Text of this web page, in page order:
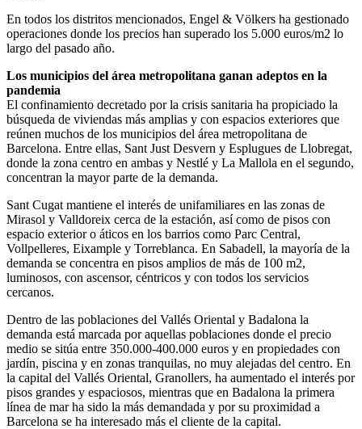
En todos los distritos mencionados, Engel & Völkers ha gestionado
operaciones donde los precios han superado los 5.000 euros/m2 lo
largo del pasado año.
Los municipios del área metropolitana ganan adeptos en la
pandemia
El confinamiento decretado por la crisis sanitaria ha propiciado la
búsqueda de viviendas más amplias y con espacios exteriores que
reúnen muchos de los municipios del área metropolitana de
Barcelona. Entre ellas, Sant Just Desvern y Esplugues de Llobregat,
donde la zona centro en ambas y Nestlé y La Mallola en el segundo,
concentran la mayor parte de la demanda.
Sant Cugat mantiene el interés de unifamiliares en las zonas de
Mirasol y Valldoreix cerca de la estación, así como de pisos con
espacio exterior o áticos en los barrios como Parc Central,
Vollpelleres, Eixample y Torreblanca. En Sabadell, la mayoría de la
demanda se concentra en pisos amplios de más de 100 m2,
luminosos, con ascensor, céntricos y con todos los servicios
cercanos.
Dentro de las poblaciones del Vallés Oriental y Badalona la
demanda está marcada por aquellas poblaciones donde el precio
medio se sitúa entre 350.000-400.000 euros y en propiedades con
jardín, piscina y en zonas tranquilas, no muy alejadas del centro. En
la capital del Vallés Oriental, Granollers, ha aumentado el interés por
pisos grandes y espaciosos, mientras que en Badalona la primera
línea de mar ha sido la más demandada y por su proximidad a
Barcelona se ha interesado más el cliente de la capital.